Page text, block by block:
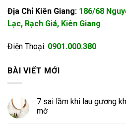
Địa Chỉ Kiên Giang: 186/68
Lạc, Rạch Giá, Kiên Giang
Điện Thoại: 0901.000.380
BÀI VIẾT MỚI
7 sai lầm khi lau gương
mờ